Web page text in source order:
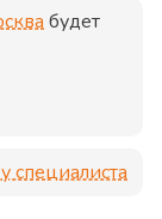
будет
специалиста